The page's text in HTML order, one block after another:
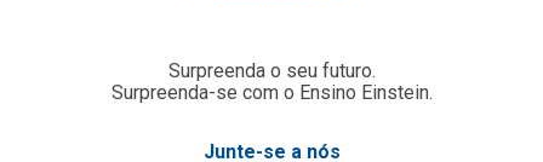
Surpreenda o seu futuro.
Surpreenda-se com o Ensino Einstein.
Junte-se a nós